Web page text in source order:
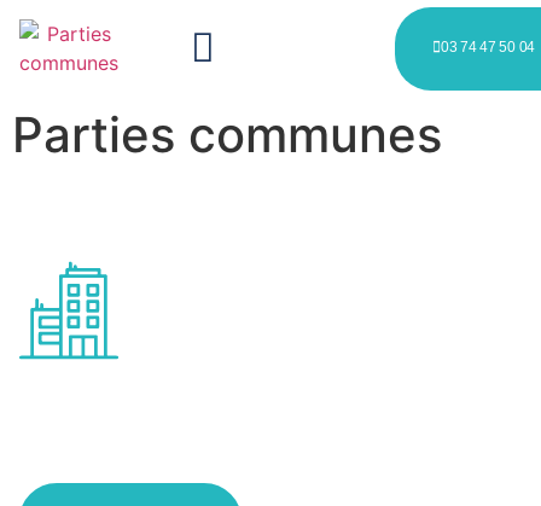
03 74 47 50 04
Parties communes